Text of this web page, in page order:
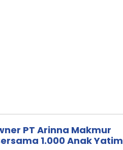
PT Arinna Makmur
1.000 Anak Yatim